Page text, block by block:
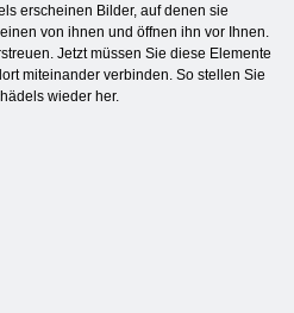
erscheinen Bilder, auf denen sie
von ihnen und öffnen ihn vor Ihnen.
Jetzt müssen Sie diese Elemente
miteinander verbinden. So stellen Sie
wieder her.